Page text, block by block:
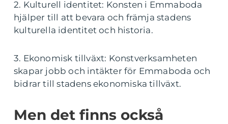
2. Kulturell identitet: Konsten i Emmaboda
hjälper till att bevara och främja stadens
kulturella identitet och historia.
3. Ekonomisk tillväxt: Konstverksamheten
skapar jobb och intäkter för Emmaboda och
bidrar till stadens ekonomiska tillväxt.
Men det finns också